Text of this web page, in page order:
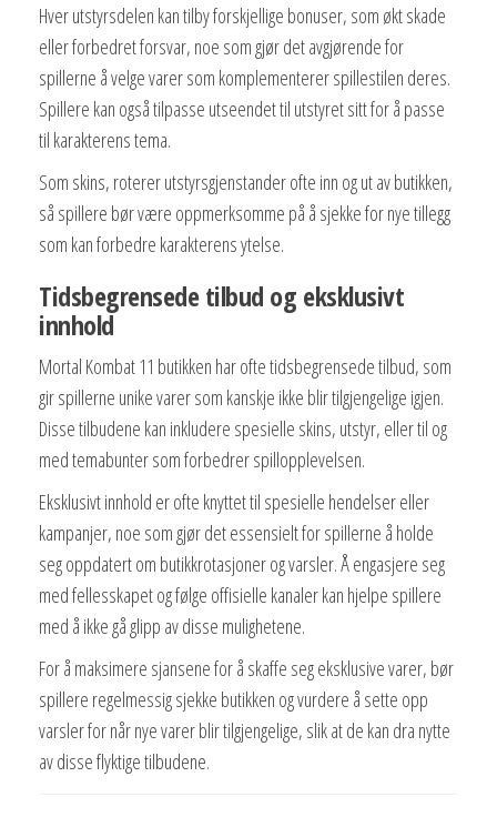
Hver utstyrsdelen kan tilby forskjellige bonuser, som økt skade
eller forbedret forsvar, noe som gjør det avgjørende for
spillerne å velge varer som komplementerer spillestilen deres.
Spillere kan også tilpasse utseendet til utstyret sitt for å passe
til karakterens tema.
Som skins, roterer utstyrsgjenstander ofte inn og ut av butikken,
så spillere bør være oppmerksomme på å sjekke for nye tillegg
som kan forbedre karakterens ytelse.
Tidsbegrensede tilbud og eksklusivt
innhold
Mortal Kombat 11 butikken har ofte tidsbegrensede tilbud, som
gir spillerne unike varer som kanskje ikke blir tilgjengelige igjen.
Disse tilbudene kan inkludere spesielle skins, utstyr, eller til og
med temabunter som forbedrer spillopplevelsen.
Eksklusivt innhold er ofte knyttet til spesielle hendelser eller
kampanjer, noe som gjør det essensielt for spillerne å holde
seg oppdatert om butikkrotasjoner og varsler. Å engasjere seg
med fellesskapet og følge offisielle kanaler kan hjelpe spillere
med å ikke gå glipp av disse mulighetene.
For å maksimere sjansene for å skaffe seg eksklusive varer, bør
spillere regelmessig sjekke butikken og vurdere å sette opp
varsler for når nye varer blir tilgjengelige, slik at de kan dra nytte
av disse flyktige tilbudene.